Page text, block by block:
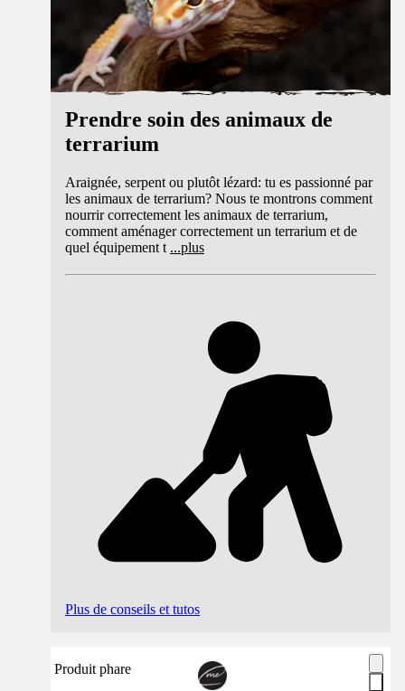
Prendre soin des animaux de
terrarium
Araignée, serpent ou plutôt lézard: tu es passionné par
les animaux de terrarium? Nous te montrons comment
nourrir correctement les animaux de terrarium,
comment aménager correctement un terrarium et de
quel équipement t ...plus
Plus de conseils et tutos
Produit phare